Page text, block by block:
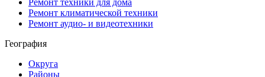
Ремонт техники для дома
Ремонт климатической техники
Ремонт аудио- и видеотехники
География
Округа
Районы